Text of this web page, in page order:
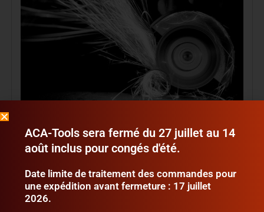
Consommables & Protections(40)
ACA-Tools sera fermé du 27 juillet au 14
août inclus pour congés d'été.
Date limite de traitement des commandes pour
une expédition avant fermeture : 17 juillet
2026.